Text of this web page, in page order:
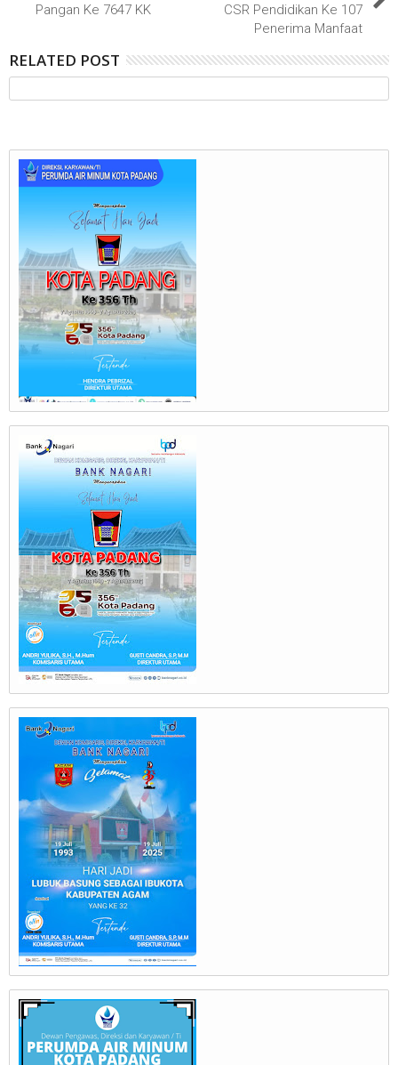
Pangan Ke 7647 KK
CSR Pendidikan Ke 107
Penerima Manfaat
RELATED POST